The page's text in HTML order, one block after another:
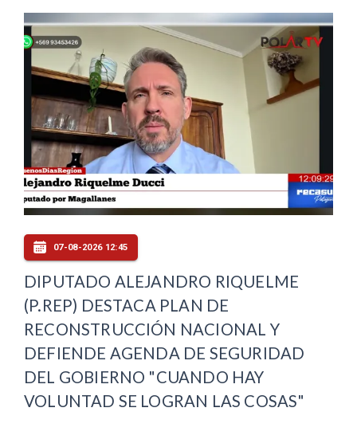
07-08-2026 12:45
DIPUTADO ALEJANDRO RIQUELME
(P.REP) DESTACA PLAN DE
RECONSTRUCCIÓN NACIONAL Y
DEFIENDE AGENDA DE SEGURIDAD
DEL GOBIERNO "CUANDO HAY
VOLUNTAD SE LOGRAN LAS COSAS"